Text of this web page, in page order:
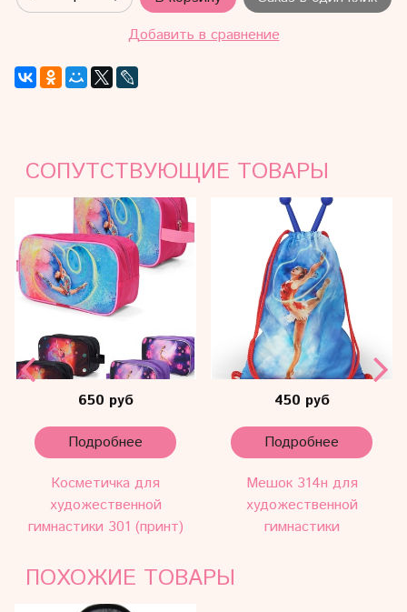
Добавить в сравнение
СОПУТСТВУЮЩИЕ ТОВАРЫ
650 руб
Подробнее
Косметичка для
художественной
гимнастики 301 (принт)
450 руб
Подробнее
Мешок 314н для
художественной
гимнастики
ПОХОЖИЕ ТОВАРЫ